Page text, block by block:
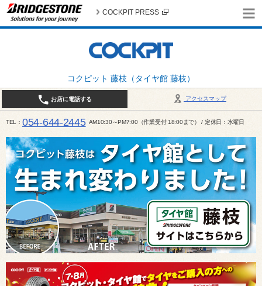
コクピット 藤枝（タイヤ館 藤枝）
COCKPIT PRESS
アクセスマップ
お店に電話する
TEL 054-644-2445 AM10:30～PM7:00（作業受付 18:00まで） / 定休日：水曜日